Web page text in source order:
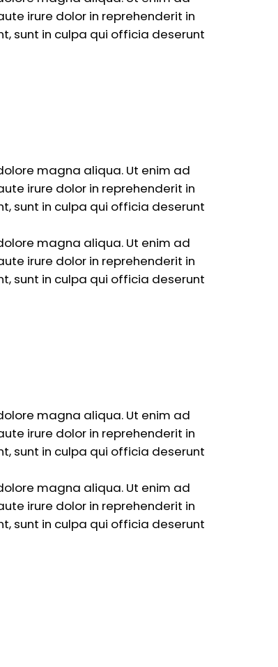
irure dolor in reprehenderit in
sunt in culpa qui officia deserunt
magna aliqua. Ut enim ad
irure dolor in reprehenderit in
sunt in culpa qui officia deserunt
magna aliqua. Ut enim ad
irure dolor in reprehenderit in
sunt in culpa qui officia deserunt
magna aliqua. Ut enim ad
irure dolor in reprehenderit in
sunt in culpa qui officia deserunt
magna aliqua. Ut enim ad
irure dolor in reprehenderit in
sunt in culpa qui officia deserunt